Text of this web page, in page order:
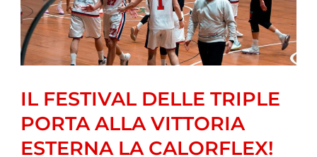
IL FESTIVAL DELLE TRIPLE
PORTA ALLA VITTORIA
ESTERNA LA CALORFLEX!